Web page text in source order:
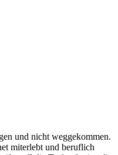
und nicht weggekommen.
miterlebt und beruflich